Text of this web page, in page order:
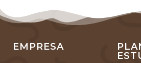
EMPRESA